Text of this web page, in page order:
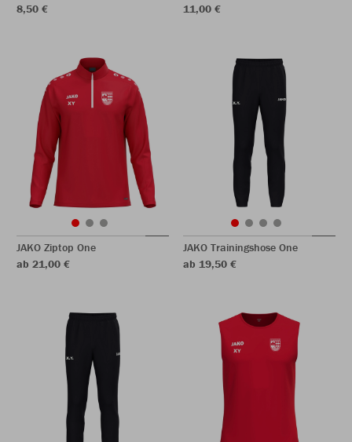
8,50 €
11,00 €
JAKO Ziptop One
ab 21,00 €
JAKO Trainingshose One
ab 19,50 €